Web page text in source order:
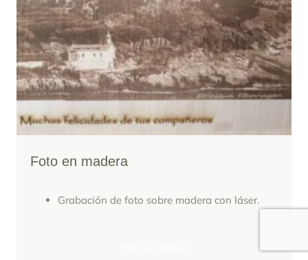
Foto en madera
Grabación de foto sobre madera con láser.